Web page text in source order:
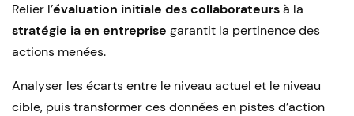
Relier l’évaluation initiale des collaborateursà la
stratégie ia en entreprise garantit la pertinence des
actions menées.
Analyser les écarts entre le niveau actuel et le niveau
cible, puis transformer ces données en pistes d’action